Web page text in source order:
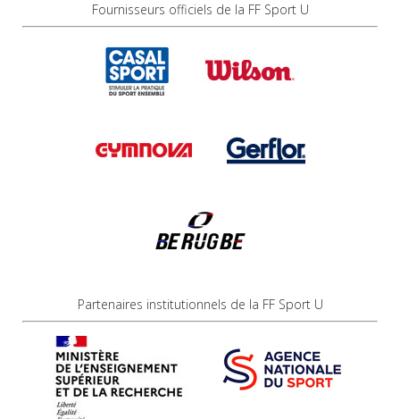
Fournisseurs officiels de la FF Sport U
Partenaires institutionnels de la FF Sport U